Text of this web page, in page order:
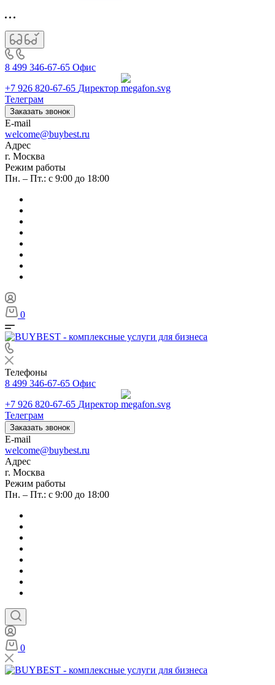
8 499 346-67-65 Офис
+7 926 820-67-65 Директор
Телеграм
Заказать звонок
E-mail
welcome@buybest.ru
Адрес
г. Москва
Режим работы
Пн. – Пт.: с 9:00 до 18:00
0
Телефоны
8 499 346-67-65 Офис
+7 926 820-67-65 Директор
Телеграм
Заказать звонок
E-mail
welcome@buybest.ru
Адрес
г. Москва
Режим работы
Пн. – Пт.: с 9:00 до 18:00
0